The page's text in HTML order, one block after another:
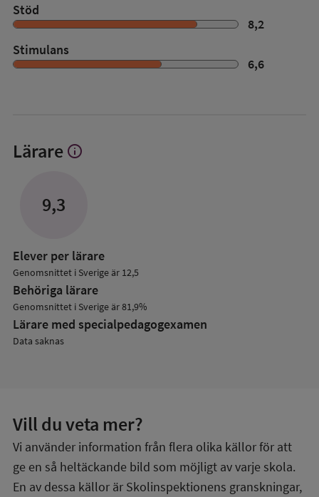
Stöd
8,2
Stimulans
6,6
Lärare Visa
info
9,3
Elever per lärare
Genomsnittet i Sverige är 12,5
Behöriga lärare
Genomsnittet i Sverige är 81,9%
Lärare med specialpedagog­examen
Data saknas
Vill du veta mer?
Vi använder information från flera olika källor för att
ge en så heltäckande bild som möjligt av varje skola.
En av dessa källor är Skolinspektionens granskningar,